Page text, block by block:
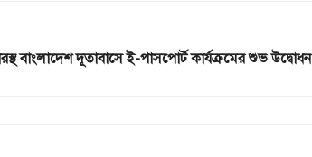
বাংলাদেশ দূতাবাসে ই-পাসপোর্ট কার্যক্রমের শুভ উদ্বোধন